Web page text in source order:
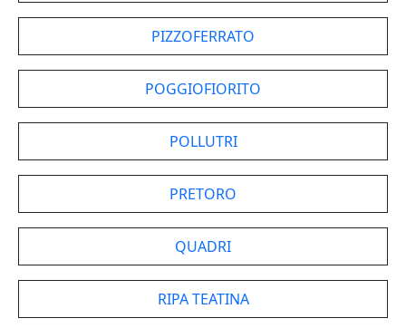
PIZZOFERRATO
POGGIOFIORITO
POLLUTRI
PRETORO
QUADRI
RIPA TEATINA